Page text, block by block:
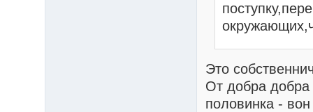
Это
От добра добра
половинка -